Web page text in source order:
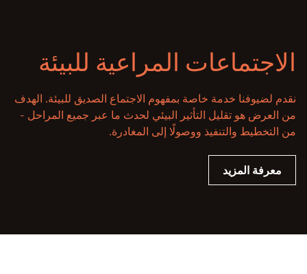
الاجتماعات المراعية للبيئة
نقدم لضيوفنا خدمة خاصة بمفهوم الاجتماع الصديق للبيئة. الهدف
من العرض هو تقليل التأثير البيئي لحدث ما عبر جميع المراحل -
من التخطيط والتنفيذ ووصولًا إلى المغادرة.
معرفة المزيد